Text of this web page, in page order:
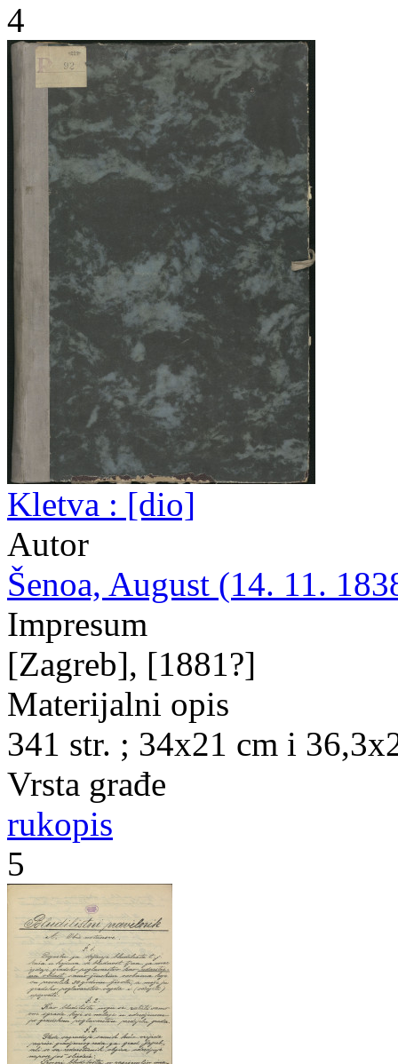
4
Kletva : [dio]
Autor
Šenoa, August (14. 11.
Impresum
[Zagreb], [1881?]
Materijalni opis
341 str. ; 34x21 cm i
Vrsta građe
rukopis
5